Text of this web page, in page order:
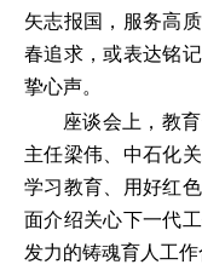
矢志报国，服务高
春追求，或表达铭
挚心声。
座谈会上，教
主任梁伟、中石化
学习教育、用好红
面介绍关心下一代
发力的铸魂育人工作